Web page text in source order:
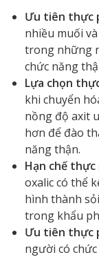
Ưu tiên thực
nhiều muối
trong những
chức năng
Lựa chọn
khi chuyển
nồng độ axit
hơn để đào
năng thận.
Hạn chế
oxalic có thể
hình thành
trong khẩu
Ưu tiên thực
người có